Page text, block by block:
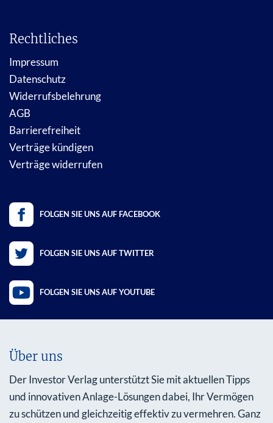
Rechtliches
Impressum
Datenschutz
Widerrufsbelehrung
AGB
Barrierefreiheit
Verträge kündigen
Verträge widerrufen
FOLGEN SIE UNS AUF FACEBOOK
FOLGEN SIE UNS AUF TWITTER
FOLGEN SIE UNS AUF YOUTUBE
Über uns
Der Investor Verlag unterstützt Sie mit aktuellen Tipps
und innovativen Anlage-Lösungen dabei, Ihr Vermögen
zu schützen und gleichzeitig effektiv zu vermehren. Ganz